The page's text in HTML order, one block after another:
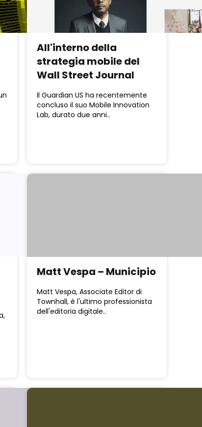
All'interno della
strategia mobile del
Wall Street Journal
Il Guardian US ha recentemente
concluso il suo Mobile Innovation
Lab, durato due anni..
Matt Vespa – Municipio
Matt Vespa, Associate Editor di
Townhall, è l'ultimo professionista
dell'editoria digitale..